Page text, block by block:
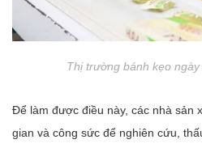
Thị trường bánh kẹo
Để làm được điều này, các nhà sản
gian và công sức để nghiên cứu,